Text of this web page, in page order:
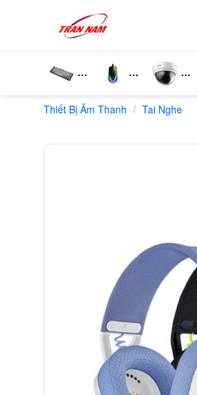
Phím
Wifi
Thiết Bị Âm Thanh / Tai Nghe